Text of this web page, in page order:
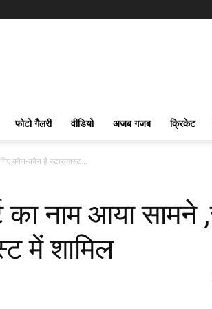
फोटो गैलरी वीडियो अजब गजब क्रिकेट
कौन-कौन है स्टारकास्ट...
नाम आया सामने
में शामिल